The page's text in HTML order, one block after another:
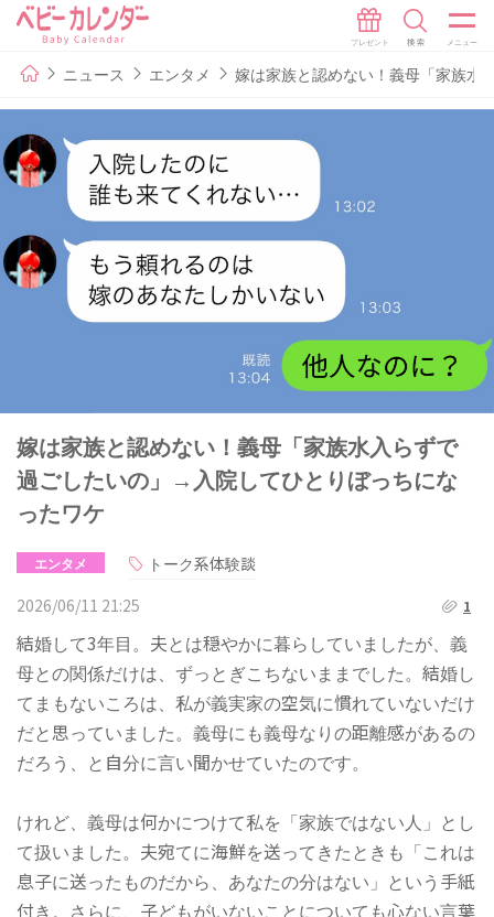
ニュース エンタメ 嫁は家族と認めない！義母「家族水
嫁は家族と認めない！義母「家族水入らずで
過ごしたいの」→入院してひとりぼっちにな
ったワケ
エンタメ
トーク系体験談
2026/06/11 21:25
1
結婚して3年目。夫とは穏やかに暮らしていましたが、義
母との関係だけは、ずっとぎこちないままでした。結婚し
てまもないころは、私が義実家の空気に慣れていないだけ
だと思っていました。義母にも義母なりの距離感があるの
だろう、と自分に言い聞かせていたのです。
けれど、義母は何かにつけて私を「家族ではない人」とし
て扱いました。夫宛てに海鮮を送ってきたときも「これは
息子に送ったものだから、あなたの分はない」という手紙
付き。さらに、子どもがいないことについても心ない言葉